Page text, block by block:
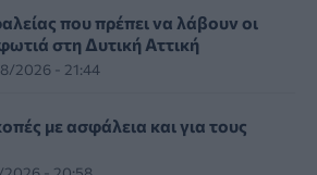
που πρέπει να λάβουν οι
στη Δυτική Αττική
2026 - 21:44
με ασφάλεια και για τους